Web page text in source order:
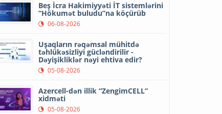
Beş İcra Hakimiyyəti İT sistemlərini
“Hökumət buludu”na köçürüb
06-08-2026
Uşaqların rəqəmsal mühitdə
təhlükəsizliyi gücləndirilir -
Dəyişikliklər nəyi ehtiva edir?
05-08-2026
Azercell-dən illik “ZengimCELL”
xidməti
05-08-2026